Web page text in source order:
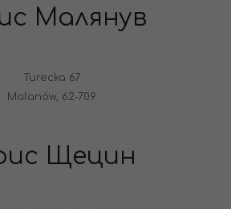
Малянув
Turecka 67
Malanów, 62-709
Щецин